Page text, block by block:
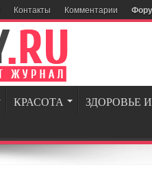
Контакты Комментарии
КРАСОТА ЗДОРОВЬЕ